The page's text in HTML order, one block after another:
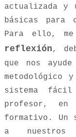
actualizada y
básicas para
Para ello, me
reflexión,
que nos
metodológico
sistema
profesor, en
formativo. Un
a nuestros